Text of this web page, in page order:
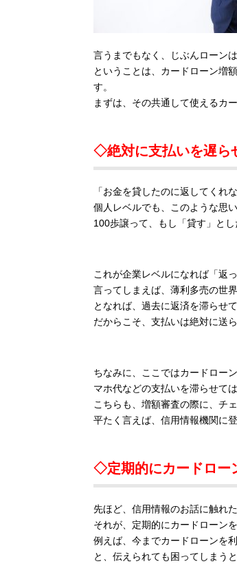
言うまでもなく、じぶんローン
ということは、カードローン増
す。
まずは、その共通して使えるカ
◇絶対に支払いを遅ら
「お金を貸したのに返してくれ
個人レベルでも、このような思
100歩譲って、もし「貸す」と
これが企業レベルになれば「返
言ってしまえば、薄利多売の世
となれば、過去に返済を滞らせ
だからこそ、支払いは絶対に送
ちなみに、ここではカードロー
マホ代などの支払いを滞らせては
こちらも、増額審査の際に、チ
平たく言えば、信用情報機関に
◇定期的にカードロー
先ほど、信用情報のお話に触れ
それが、定期的にカードローン
例えば、今までカードローンを
と、伝えられても困ってしまう